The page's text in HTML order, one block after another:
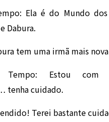
Ela é do Mundo
Dabura.
tem uma irmã mais
Tempo: Estou
tenha cuidado.
Terei bastante